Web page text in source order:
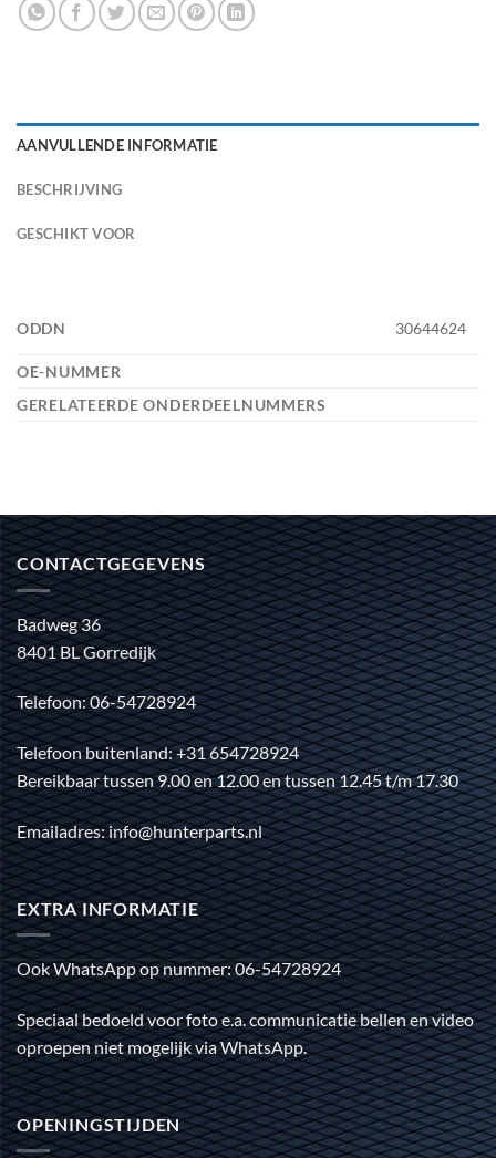
AANVULLENDE INFORMATIE
BESCHRIJVING
GESCHIKT VOOR
ODDN 30644624
OE-NUMMER
GERELATEERDE ONDERDEELNUMMERS
CONTACTGEGEVENS
Badweg 36
8401 BL Gorredijk
Telefoon: 06-54728924
Telefoon buitenland: +31 654728924
Bereikbaar tussen 9.00 en 12.00 en tussen 12.45 t/m 17.30
Emailadres: info@hunterparts.nl
EXTRA INFORMATIE
Ook WhatsApp op nummer: 06-54728924
Speciaal bedoeld voor foto e.a. communicatie bellen en video
oproepen niet mogelijk via WhatsApp.
OPENINGSTIJDEN